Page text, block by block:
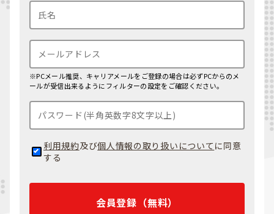
※PCメール推奨、キャリアメールをご登録の場合は必ずPCからのメ
ールが受信出来るようにフィルターの設定をご確認ください。
利用規約及び個人情報の取り扱いについて に同意
する
会員登録（無料）